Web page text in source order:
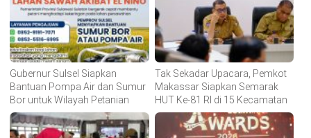
Gubernur Sulsel Siapkan
Bantuan Pompa Air dan Sumur
Bor untuk Wilayah Petanian
Tak Sekadar Upacara, Pemkot
Makassar Siapkan Semarak
HUT Ke-81 RI di 15 Kecamatan